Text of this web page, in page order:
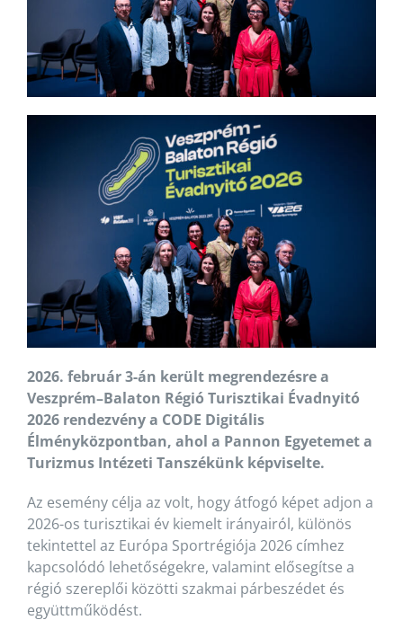
2026. február 3-án került megrendezésre a
Veszprém–Balaton Régió Turisztikai Évadnyitó
2026 rendezvény a CODE Digitális
Élményközpontban, ahol a Pannon Egyetemet a
Turizmus Intézeti Tanszékünk képviselte.
Az esemény célja az volt, hogy átfogó képet adjon a
2026-os turisztikai év kiemelt irányairól, különös
tekintettel az Európa Sportrégiója 2026 címhez
kapcsolódó lehetőségekre, valamint elősegítse a
régió szereplői közötti szakmai párbeszédet és
együttműködést.